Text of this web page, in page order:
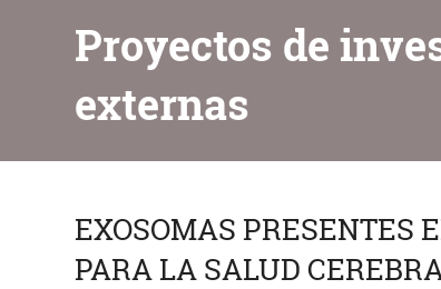
Proyectos de
externas
EXOSOMAS PRESENTES
PARA LA SALUD